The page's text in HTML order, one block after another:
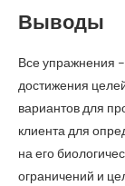
Выводы
Все упражнения
достижения
вариантов для
клиента для
на его
ограничений и